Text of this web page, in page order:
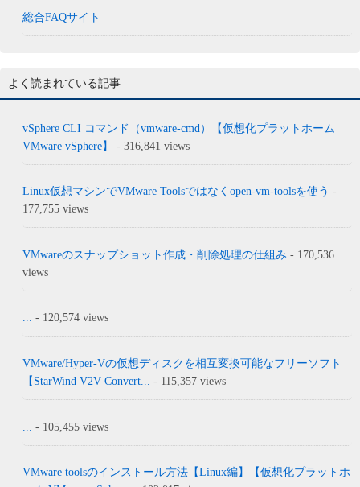
総合FAQサイト
よく読まれている記事
vSphere CLI コマンド（vmware-cmd）【仮想化プラットホーム
VMware vSphere】
- 316,841 views
Linux仮想マシンでVMware Toolsではなくopen-vm-toolsを使う -
177,755 views
VMwareのスナップショット作成・削除処理の仕組み - 170,536
views
... - 120,574 views
VMware/Hyper-Vの仮想ディスクを相互変換可能なフリーソフト
【StarWind V2V Convert...
- 115,357 views
- 105,455 views
VMware toolsのインストール方法【Linux編】【仮想化プラットホ